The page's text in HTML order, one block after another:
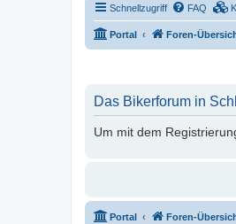
Schnellzugriff FAQ
Portal Foren-
Das Bikerforum in
Um mit dem
Portal Foren-